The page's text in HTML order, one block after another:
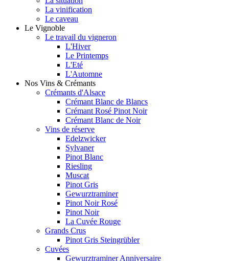
La vinification
Le caveau
Le Vignoble
Le travail du vigneron
L'Hiver
Le Printemps
L'Eté
L'Automne
Nos Vins & Crémants
Crémants d'Alsace
Crémant Blanc de Blancs
Crémant Rosé Pinot Noir
Crémant Blanc de Noir
Vins de réserve
Edelzwicker
Sylvaner
Pinot Blanc
Riesling
Muscat
Pinot Gris
Gewurztraminer
Pinot Noir Rosé
Pinot Noir
La Cuvée Rouge
Grands Crus
Pinot Gris Steingrübler
Cuvées
Gewurztraminer Anniversaire